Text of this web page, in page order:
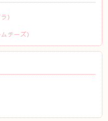
）
チーズ）